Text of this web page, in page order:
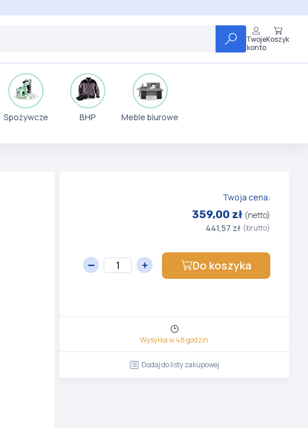
Twoje
konto
Koszyk
Spożywcze BHP Meble biurowe
Twoja cena:
359,00 zł (netto)
441,57 zł (brutto)
Do koszyka
Wysyłka w 48 godzin
Dodaj do listy zakupowej